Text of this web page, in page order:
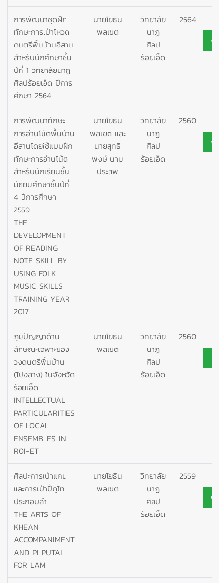
การพัฒนาชุดฝึก
ทักษะการเป่าโหวด
ดนตรีพื้นบ้านอีสาน
สำหรับนักศึกษาชั้น
ปีที่ 1 วิทยาลัยนาฏ
ศิลปร้อยเอ็ด ปีการ
ศึกษา 2564
นายโยธิน
พลเขต
วิทยาลัย
นาฏ
ศิลป
ร้อยเอ็ด
2564
การพัฒนาทักษะ
การอ่านโน้ตพื้นบ้าน
อีสานโดยใช้แบบฝึก
ทักษะการอ่านโน้ต
สำหรับนักเรียนชั้น
มัธยมศึกษาชั้นปีที่
4 ปีการศึกษา
2559
THE
DEVELOPMENT
OF READING
NOTE SKILL BY
USING FOLK
MUSIC SKILLS
TRAINING YEAR
2017
นายโยธิน
พลเขต และ
นายสุทธิ
พงษ์ นาม
ประสพ
วิทยาลัย
นาฏ
ศิลป
ร้อยเอ็ด
2560
ภูมิปัญญาด้าน
ลักษณะเฉพาะของ
วงดนตรีพื้นบ้าน
(โปงลาง) ในจังหวัด
ร้อยเอ็ด
INTELLECTUAL
PARTICULARITIES
OF LOCAL
ENSEMBLES IN
ROI-ET
นายโยธิน
พลเขต
วิทยาลัย
นาฏ
ศิลป
ร้อยเอ็ด
2560
ศิลปะการเป่าแคน
และการเป่าปี่ภูไท
ประกอบลำ
THE ARTS OF
KHEAN
ACCOMPANIMENT
AND PI PUTAI
FOR LAM
นายโยธิน
พลเขต
วิทยาลัย
นาฏ
ศิลป
ร้อยเอ็ด
2559